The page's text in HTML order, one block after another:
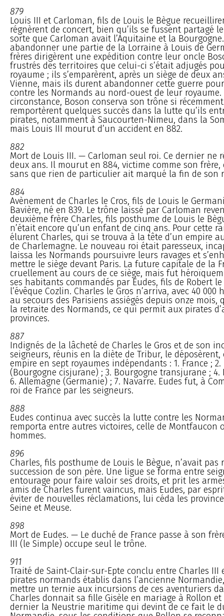
879
Louis III et Carloman, fils de Louis le Bègue
régnèrent de concert, bien qu’ils se fussent partagé
sorte que Carloman avait l’Aquitaine et la
abandonner une partie de la Lorraine à Louis de
frères dirigèrent une expédition contre leur oncle
frustrés des territoires que celui-ci s’était adjugés
royaume ; ils s’emparèrent, après un siège de deux
Vienne, mais ils durent abandonner cette guerre
contre les Normands au nord-ouest de leur royaume.
circonstance, Boson conserva son trône si
remportèrent quelques succès dans la lutte qu’ils
pirates, notamment à Saucourten-Nimeu, dans la
mais Louis III mourut d’un accident en 882.
882
Mort de Louis III. — Carloman seul roi. Ce dernier ne
deux ans. Il mourut en 884, victime comme son frère,
sans que rien de particulier ait marqué la fin de son
884
Avènement de Charles le Cros, fils de Louis le
Bavière, né en 839. Le trône laissé par Carloman
deuxième frère Charles, fils posthume de Louis le
n’était encore qu’un enfant de cinq ans. Pour cette
élurent Charles, qui se trouva à la tête d’un empire
de Charlemagne. Le nouveau roi était paresseux,
laissa les Normands poursuivre leurs ravages et
mettre le siège devant Paris. La future capitale de la
cruellement au cours de ce siège, mais fut
ses habitants commandés par Eudes, fils de Robert
l’évêque Cozlin. Charles le Gros n’arriva, avec 40 000
au secours des Parisiens assiégés depuis onze mois,
la retraite des Normands, ce qui permit aux pirates
provinces.
887
Indignés de la lâcheté de Charles le Gros et de son
seigneurs, réunis en la diète de Tribur, le
empire en sept royaumes indépendants : 1. France ; 2.
(Bourgogne cisjurane) ; 3. Bourgogne transjurane ; 4.
6. Allemagne (Germanie) ; 7. Navarre. Eudes fut, à
roi de France par les seigneurs.
888
Eudes continua avec succès la lutte contre les
remporta entre autres victoires, celle de Montfaucon
hommes.
896
Charles, fils posthume de Louis le Bègue, n’avait pas
succession de son père. Une ligue se forma entre
entourage pour faire valoir ses droits, et prit les
amis de Charles furent vaincus, mais Eudes, par
éviter de nouvelles réclamations, lui céda les
Seine et Meuse.
898
Mort de Eudes. — Le duché de France passe à son
III (le Simple) occupe seul le trône.
911
Traité de Saint-Clair-sur-Epte conclu entre Charles III
pirates normands établis dans l’ancienne
mettre un ternie aux incursions de ces aventuriers
Charles donnait sa fille Gisèle en mariage à Rollon
dernier la Neustrie maritime qui devint de ce fait le